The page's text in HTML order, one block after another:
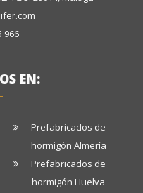
966
EN:
Prefabricados de
hormigón Almería
Prefabricados de
hormigón Huelva